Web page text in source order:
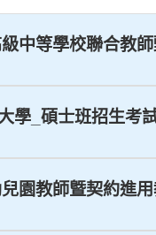
中等學校聯合教
學_碩士班招生考
園教師曁契約進